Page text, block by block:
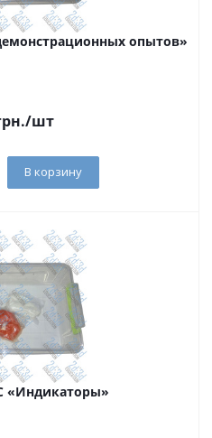
опытов»
/шт
В корзину
«Индикаторы»